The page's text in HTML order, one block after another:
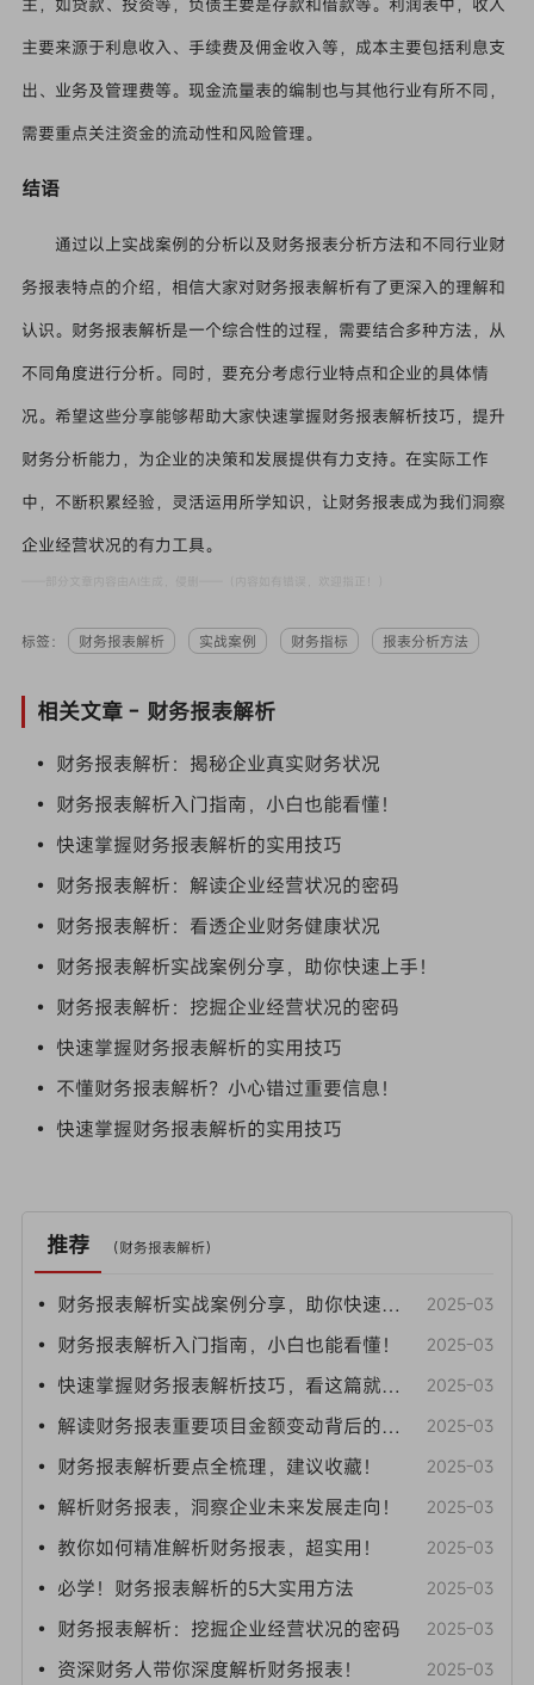
主要来源于利息收入、手续费及佣金收入等，成本主要包括利息支
出、业务及管理费等。现金流量表的编制也与其他行业有所不同，
需要重点关注资金的流动性和风险管理。
结语
通过以上实战案例的分析以及财务报表分析方法和不同行业财
务报表特点的介绍，相信大家对财务报表解析有了更深入的理解和
认识。财务报表解析是一个综合性的过程，需要结合多种方法，从
不同角度进行分析。同时，要充分考虑行业特点和企业的具体情
况。希望这些分享能够帮助大家快速掌握财务报表解析技巧，提升
财务分析能力，为企业的决策和发展提供有力支持。在实际工作
中，不断积累经验，灵活运用所学知识，让财务报表成为我们洞察
企业经营状况的有力工具。
标签： 财务报表解析 实战案例 财务指标 报表分析方法
相关文章 - 财务报表解析
• 财务报表解析：揭秘企业真实财务状况
• 财务报表解析入门指南，小白也能看懂！
• 快速掌握财务报表解析的实用技巧
• 财务报表解析：解读企业经营状况的密码
• 财务报表解析：看透企业财务健康状况
• 财务报表解析实战案例分享，助你快速上手！
• 财务报表解析：挖掘企业经营状况的密码
• 快速掌握财务报表解析的实用技巧
• 不懂财务报表解析？小心错过重要信息！
• 快速掌握财务报表解析的实用技巧
推荐 （财务报表解析）
• 财务报表解析实战案例分享，助你快速上手！ 2025-03
• 财务报表解析入门指南，小白也能看懂！ 2025-03
• 快速掌握财务报表解析技巧，看这篇就够了！ 2025-03
• 解读财务报表重要项目金额变动背后的原因， 3大原因解析 2025-03
• 财务报表解析要点全梳理，建议收藏！ 2025-03
• 解析财务报表，洞察企业未来发展走向！ 2025-03
• 教你如何精准解析财务报表，超实用！ 2025-03
• 必学！财务报表解析的5大实用方法 2025-03
• 财务报表解析：挖掘企业经营状况的密码 2025-03
• 资深财务人带你深度解析财务报表！ 2025-03